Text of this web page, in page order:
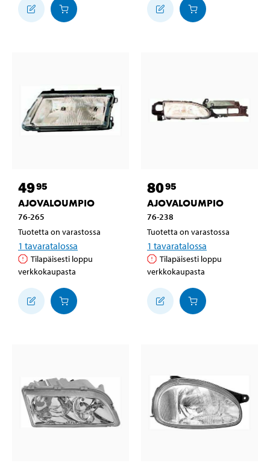
4995
AJOVALOUMPIO
76-265
Tuotetta on varastossa
1 tavaratalossa
Tilapäisesti loppu
verkkokaupasta
8095
AJOVALOUMPIO
76-238
Tuotetta on varastossa
1 tavaratalossa
Tilapäisesti loppu
verkkokaupasta